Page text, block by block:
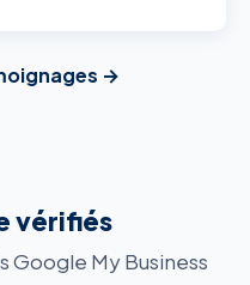
→
vérifiés
Google My Business